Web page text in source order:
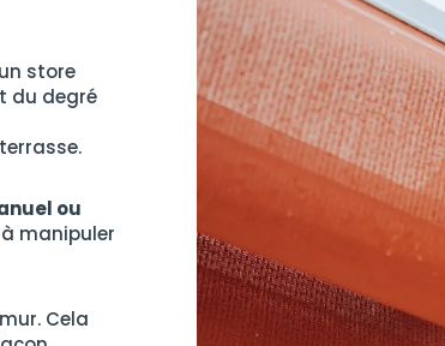
store
du degré
ou
manipuler
Cela